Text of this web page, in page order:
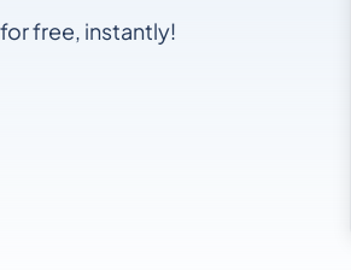
free, instantly!